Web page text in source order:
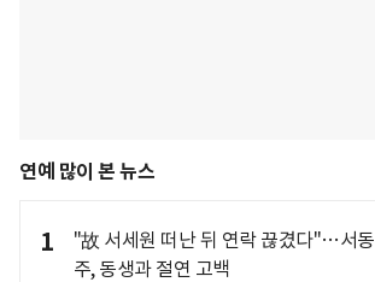
연예 많이 본 뉴스
1
"故 서세원 떠난 뒤 연락 끊겼다"…서동
주, 동생과 절연 고백